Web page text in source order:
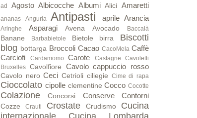
ad Agosto Albicocche Albumi Alici Amaretti
ananas Anguria Antipasti aprile Arancia
Aringhe Asparagi Avena Avocado Baccalà
Banane Barbabietole Bietole birra
Biscotti
blog bottarga Broccoli Cacao CacoMela Caffè
Carciofi
Cardamomo Carote Castagne
Cavoletti
Bruxelles Cavolfiore Cavolo cappuccio rosso
Cavolo nero Ceci Cetrioli ciliegie Cime di rapa
Cioccolato cipolle clementine Cocco Cocotte
Colazione Concorsi Conserve Contorni
Cozze Crauti Crostate Crudismo
Cucina
internazionale
Cucina Lombarda